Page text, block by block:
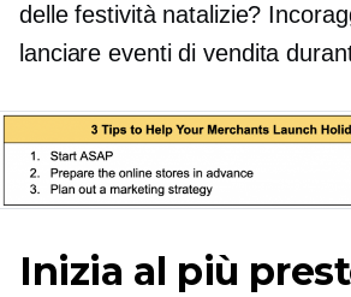
delle festività natalizie?
lanciare eventi di vendita
Inizia al più